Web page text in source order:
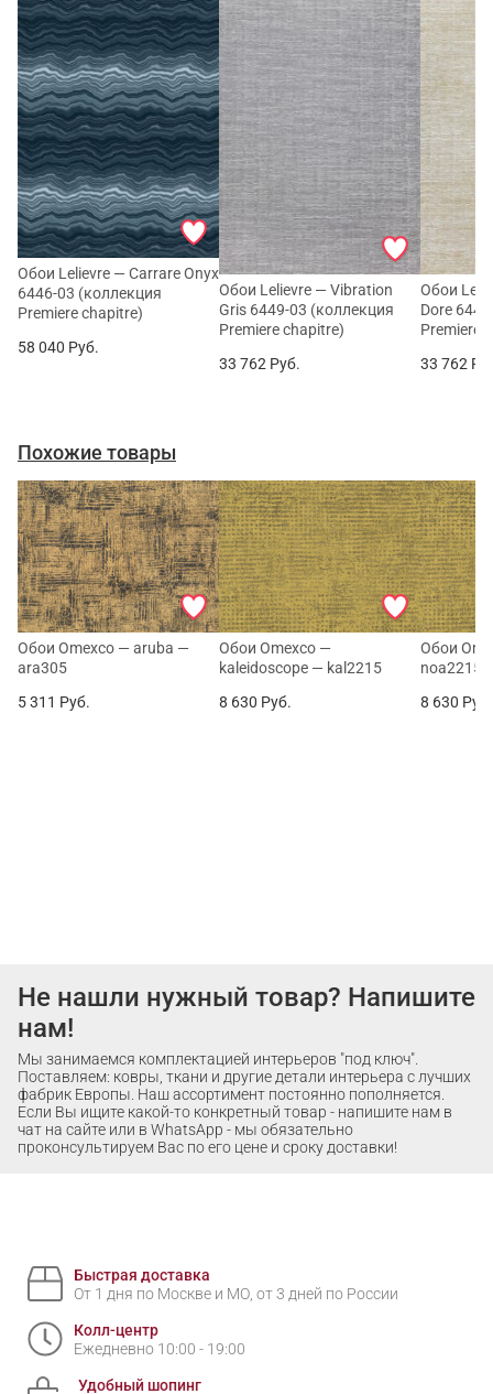
Обои Lelievre — Carrare Onyx
6446-03 (коллекция
Premiere chapitre)
58 040 Руб.
Обои Lelievre — Vibration
Gris 6449-03 (коллекция
Premiere chapitre)
33 762 Руб.
Обои
Dore
Premiere
33 762
Похожие товары
Обои Omexco — aruba —
ara305
5 311 Руб.
Обои Omexco —
kaleidoscope — kal2215
8 630 Руб.
Обои
noa2215
8 630 Руб.
Не нашли нужный товар? Напишите
нам!
Мы занимаемся комплектацией интерьеров "под ключ".
Поставляем: ковры, ткани и другие детали интерьера с лучших
фабрик Европы. Наш ассортимент постоянно пополняется.
Если Вы ищите какой-то конкретный товар - напишите нам в
чат на сайте или в WhatsApp - мы обязательно
проконсультируем Вас по его цене и сроку доставки!
Быстрая доставка
От 1 дня по Москве и МО, от 3 дней по России
Колл-центр
Ежедневно 10:00 - 19:00
Удобный шопинг